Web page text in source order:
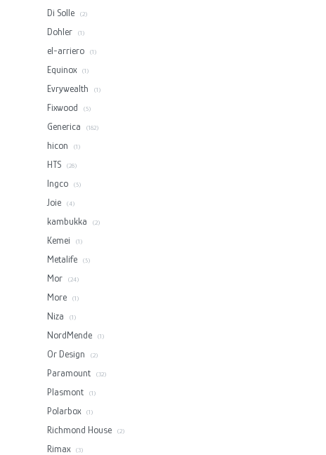
Di Solle (2)
Dohler (1)
el-arriero (1)
Equinox (1)
Evrywealth (1)
Fixwood (5)
Generica (182)
hicon (1)
HTS (28)
Ingco (5)
Joie (4)
kambukka (2)
Kemei (1)
Metalife (5)
Mor (24)
More (1)
Niza (1)
NordMende (1)
Or Design (2)
Paramount (32)
Plasmont (1)
Polarbox (1)
Richmond House (2)
Rimax (3)